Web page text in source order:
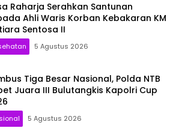
Raharja Serahkan Santunan
Ahli Waris Korban Kebakaran KM
Sentosa II
5 Agustus 2026
Tiga Besar Nasional, Polda NTB
Juara III Bulutangkis Kapolri Cup
5 Agustus 2026